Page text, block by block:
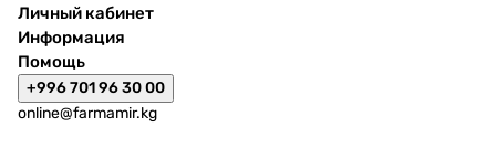
Личный кабинет
Информация
Помощь
+996 701 96 30 00
online@farmamir.kg